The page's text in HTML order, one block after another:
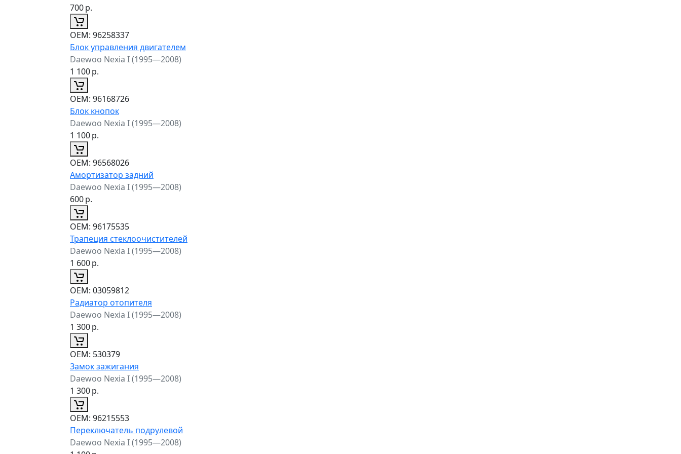
700р.
ОЕМ: 96258337
Блок управления двигателем
Daewoo Nexia I (1995—2008)
1 100р.
ОЕМ: 96168726
Блок кнопок
Daewoo Nexia I (1995—2008)
1 100р.
ОЕМ: 96568026
Амортизатор задний
Daewoo Nexia I (1995—2008)
600р.
ОЕМ: 96175535
Трапеция стеклоочистителей
Daewoo Nexia I (1995—2008)
1 600р.
ОЕМ: 03059812
Радиатор отопителя
Daewoo Nexia I (1995—2008)
1 300р.
ОЕМ: 530379
Замок зажигания
Daewoo Nexia I (1995—2008)
1 300р.
ОЕМ: 96215553
Переключатель подрулевой
Daewoo Nexia I (1995—2008)